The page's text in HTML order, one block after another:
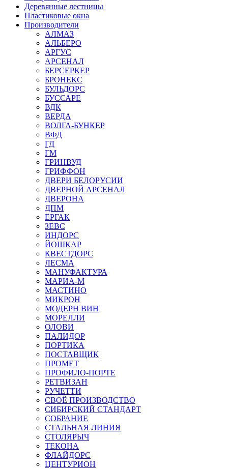
Деревянные лестницы
Пластиковые окна
Производители
АЛМАЗ
АЛЬБЕРО
АРГУС
АРСЕНАЛ
БЕРСЕРКЕР
БРОНЕКС
БУЛЬДОРС
БУССАРЕ
ВДК
ВЕРДА
ВОЛГА-БУНКЕР
ВФД
ГД
ГМ
ГРИНВУД
ГРИФФОН
ДВЕРИ БЕЛОРУСИИ
ДВЕРНОЙ АРСЕНАЛ
ДВЕРОНА
ДПМ
ЕРГАК
ЗЕВС
ИНДОРС
ЙОШКАР
КВЕСТДОРС
ЛЕСМА
МАНУФАКТУРА
МАРИА-М
МАСТИНО
МИКРОН
МОДЕРН ВИН
МОРЕЛЛИ
ОЛОВИ
ПАЛИДОР
ПОРТИКА
ПОСТАВЩИК
ПРОМЕТ
ПРОФИЛО-ПОРТЕ
РЕТВИЗАН
РУЧЕТТИ
СВОЁ ПРОИЗВОДСТВО
СИБИРСКИЙ СТАНДАРТ
СОБРАНИЕ
СТАЛЬНАЯ ЛИНИЯ
СТОЛЯРЫЧ
ТЕКОНА
ФЛАЙДОРС
ЦЕНТУРИОН